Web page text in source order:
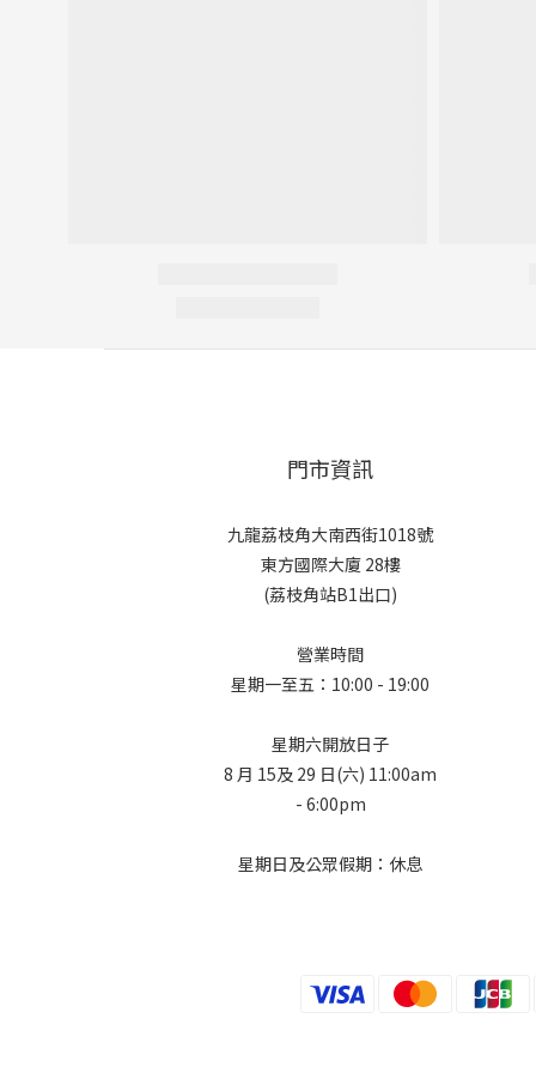
門市資訊
九龍荔枝角大南西街1018號
東方國際大廈 28樓
(荔枝角站B1出口)
營業時間
星期一至五：10:00 - 19:00
星期六開放日子
8 月 15及 29 日(六) 11:00am
- 6:00pm
星期日及公眾假期：休息